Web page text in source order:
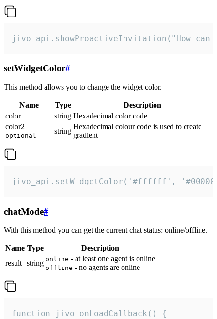
jivo_api.showProactiveInvitation("How
setWidgetColor#
This method allows you to change the widget color.
Name Type
Description
color
string Hexadecimal color code
color2
optional
string
Hexadecimal colour code is used to create
gradient
jivo_api.setWidgetColor('#ffffff',
chatMode#
With this method you can get the current chat status: online/offline.
Name Type
Description
result string online - at least one agent is online
offline - no agents are online
function jivo_onLoadCallback() {